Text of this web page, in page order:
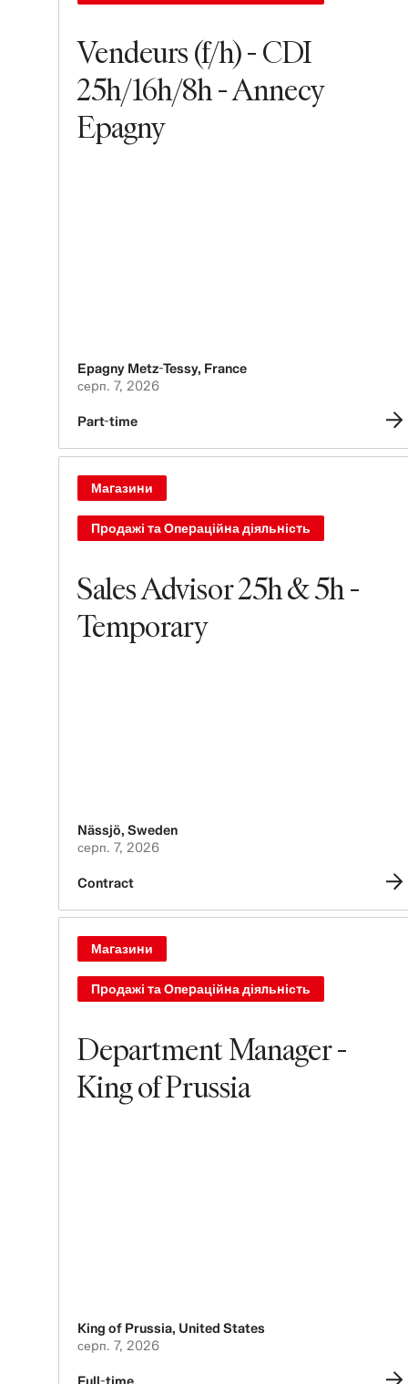
Vendeurs (f/h) - CDI
25h/16h/8h - Annecy
Epagny
Epagny Metz-Tessy, France
серп. 7, 2026
Part-time
Sales Advisor 25h & 5h -
Temporary
Магазини
Продажі та Операційна діяльність
Nässjö, Sweden
серп. 7, 2026
Contract
Department Manager -
King of Prussia
Магазини
Продажі та Операційна діяльність
King of Prussia, United States
серп. 7, 2026
Full-time